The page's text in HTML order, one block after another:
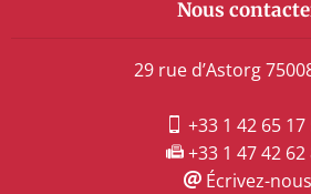
Nous
29 rue d’Astorg
+33 1 42 65 17
+33 1 47 42 62
Écrivez-nous